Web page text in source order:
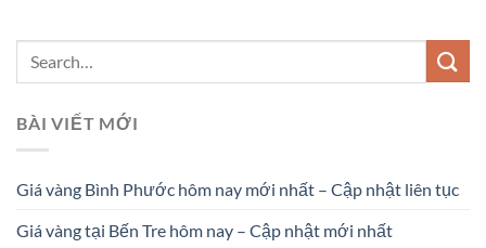
BÀI VIẾT MỚI
Giá vàng Bình Phước hôm nay mới nhất – Cập nhật liên tục
Giá vàng tại Bến Tre hôm nay – Cập nhật mới nhất